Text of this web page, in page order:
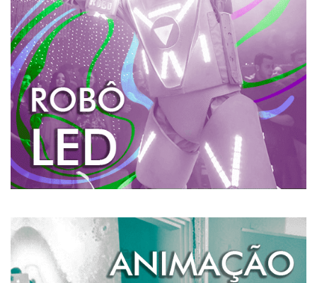
chega na pista causando impacto, não tem como ele
passar despercebido!
Um robô gigante que dança, é iluminado e solta
fumaça. É muito irado. A hora do robô é um agito só!
SAIBA MAIS